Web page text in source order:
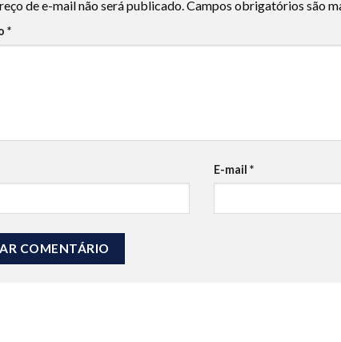
de e-mail não será publicado.Campos obrigatórios são
*
E-mail*